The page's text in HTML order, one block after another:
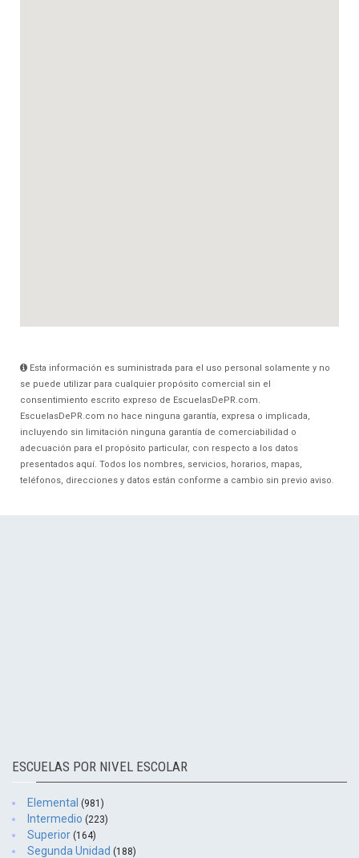
Esta información es suministrada para el uso personal solamente y no
se puede utilizar para cualquier propósito comercial sin el
consentimiento escrito expreso de EscuelasDePR.com.
EscuelasDePR.com no hace ninguna garantía, expresa o implicada,
incluyendo sin limitación ninguna garantía de comerciabilidad o
adecuación para el propósito particular, con respecto a los datos
presentados aquí. Todos los nombres, servicios, horarios, mapas,
teléfonos, direcciones y datos están conforme a cambio sin previo aviso.
ESCUELAS POR NIVEL ESCOLAR
Elemental (981)
Intermedio (223)
Superior (164)
Segunda Unidad (188)